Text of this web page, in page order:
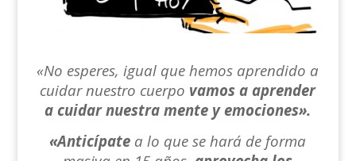
«No esperes, igual que hemos aprendido a
cuidar nuestro cuerpo vamos a aprender
a cuidar nuestra mente y emociones».
«Anticípate a lo que se hará de forma